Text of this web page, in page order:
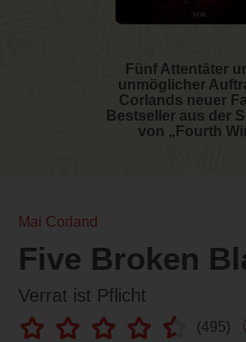
Fünf Attentäter
unmöglicher
Corlands neuer
Bestseller aus der
von „Fourth
Mai Corland
Five Broken
Verrat ist Pflicht
(495)